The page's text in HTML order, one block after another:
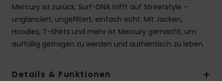
Mercury ist zurück. Surf-DNA trifft auf Streetstyle –
unglanciert, ungefiltert, einfach echt. Mit Jacken,
Hoodies, T-Shirts und mehr ist Mercury gemacht, um
auffällig getragen zu werden und authentisch zu leben.
Details & Funktionen